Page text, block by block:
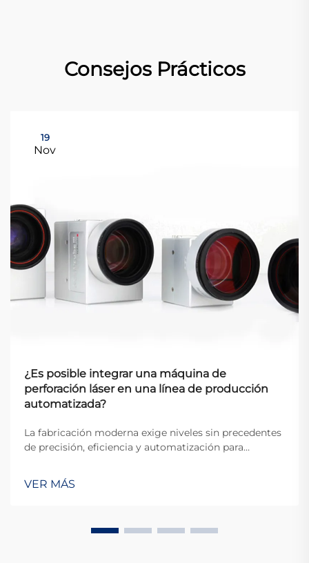
Consejos Prácticos
19
Nov
¿Es posible integrar una máquina de
perforación láser en una línea de producción
automatizada?
La fabricación moderna exige niveles sin precedentes
de precisión, eficiencia y automatización para
La integración de equipos avanzados en líneas de
producción automatizadas se ha convertido en un
VER MÁS